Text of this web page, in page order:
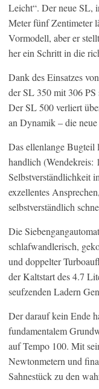
Leicht“. Der neue SL,
Meter fünf Zentimeter
Vormodell, aber er
her ein Schritt in die
Dank des Einsatzes
der SL 350 mit 306
Der SL 500 verliert
an Dynamik – die
Das ellenlange Bugteil
handlich (Wendekreis:
Selbstverständlichkeit
exzellentes
selbstverständlich
Die
schlafwandlerisch,
und doppelter
der Kaltstart des 4.7
seufzenden Ladern
Der darauf kein Ende
fundamentalem
auf Tempo 100. Mit
Newtonmetern und
Sahnestück zu den